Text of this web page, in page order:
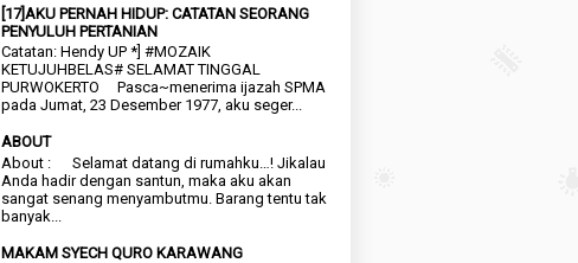
[17]AKU PERNAH HIDUP: CATATAN SEORANG
PENYULUH PERTANIAN
Catatan: Hendy UP *] #MOZAIK
KETUJUHBELAS# SELAMAT TINGGAL
PURWOKERTO Pasca~menerima ijazah SPMA
pada Jumat, 23 Desember 1977, aku seger...
ABOUT
About : Selamat datang di rumahku…! Jikalau
Anda hadir dengan santun, maka aku akan
sangat senang menyambutmu. Barang tentu tak
banyak...
MAKAM SYECH QURO KARAWANG